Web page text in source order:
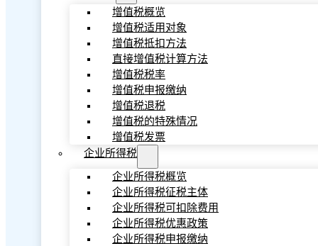
增值税概览
增值税适用对象
增值税抵扣方法
直接增值税计算方法
增值税税率
增值税申报缴纳
增值税退税
增值税的特殊情况
增值税发票
企业所得税
企业所得税概览
企业所得税征税主体
企业所得税可扣除费用
企业所得税优惠政策
企业所得税申报缴纳